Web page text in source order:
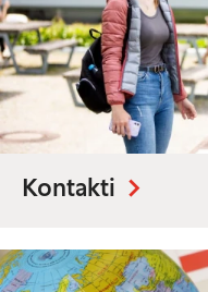
Kontakti